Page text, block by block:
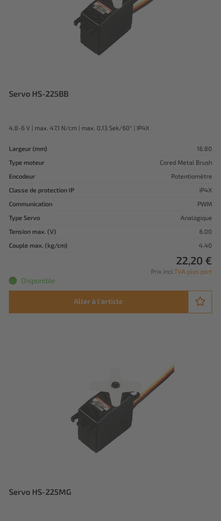
Servo HS-225BB
4,8-6 V | max. 47,1 N/cm | max. 0,13 Sek/60° | IP4X
Largeur (mm)
16.80
Type moteur
Cored Metal Brush
Encodeur
Potentiomètre
Classe de protection IP
IP4X
Communication
PWM
Type Servo
Analogique
Tension max. (V)
6.00
Couple max. (kg/cm)
4.40
22,20 €
Prix incl. TVA plus port
Disponible
Aller à l'article
Servo HS-225MG